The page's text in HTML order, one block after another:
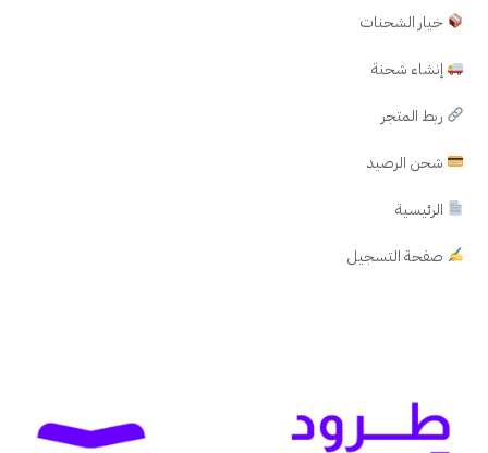
خيار الشحنات
إنشاء شحنة
ربط المتجر
شحن الرصيد
الرئيسية
صفحة التسجيل